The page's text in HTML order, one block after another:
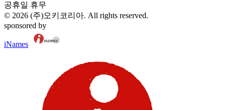
공휴일 휴무
© 2026 (주)오키코리아. All rights reserved.
sponsored by
iNames